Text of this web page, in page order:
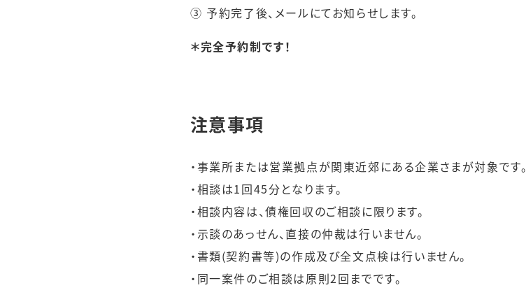
③ 予約完了後、メールにてお知らせします。
＊完全予約制です！
注意事項
・事業所または営業拠点が関東近郊にある企業さまが対象です。
・相談は1回45分となります。
・相談内容は、債権回収のご相談に限ります。
・示談のあっせん、直接の仲裁は行いません。
・書類(契約書等)の作成及び全文点検は行いません。
・同一案件のご相談は原則2回までです。